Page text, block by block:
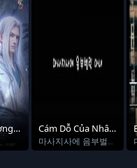
Cám Dỗ Của Nhân
Viên Mát Xa
마사지사에 음부벌